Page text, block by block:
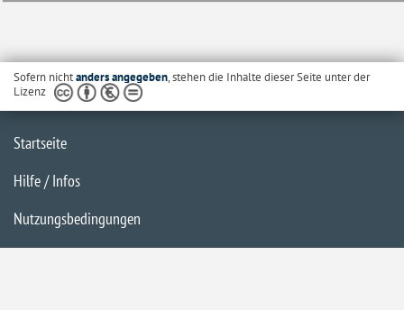
Sofern nichtanders angegeben, stehen die Inhalte dieser Seite unter der
Lizenz
Startseite
Hilfe / Infos
Nutzungsbedingungen